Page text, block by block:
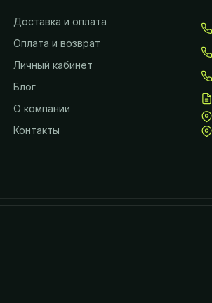
Доставка и оплата
Оплата и возврат
Личный кабинет
Блог
О компании
Контакты